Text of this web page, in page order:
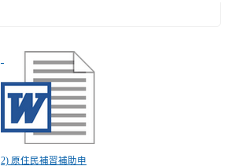
2) 原住民補習補助申